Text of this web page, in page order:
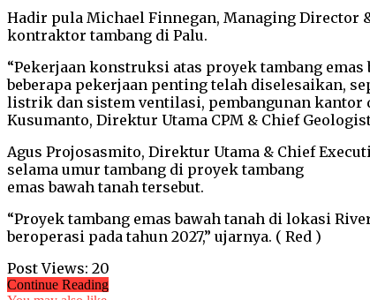
Hadir pula Michael Finnegan, Managing Director
kontraktor tambang di Palu.
“Pekerjaan konstruksi atas proyek tambang emas
beberapa pekerjaan penting telah diselesaikan,
listrik dan sistem ventilasi, pembangunan kantor
Kusumanto, Direktur Utama CPM & Chief Geologist
Agus Projosasmito, Direktur Utama & Chief
selama umur tambang di proyek tambang
emas bawah tanah tersebut.
“Proyek tambang emas bawah tanah di lokasi
beroperasi pada tahun 2027,” ujarnya. ( Red )
Post Views: 20
Continue Reading